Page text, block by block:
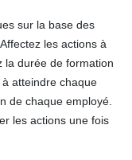
sur la base des
les actions à
la durée de formation
atteindre chaque
de chaque employé.
les actions une fois